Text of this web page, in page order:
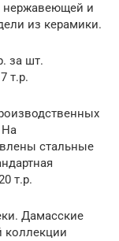
нержавеющей и
из керамики.
за шт.
т.р.
На
стальные
т.р.
Дамасские
коллекции